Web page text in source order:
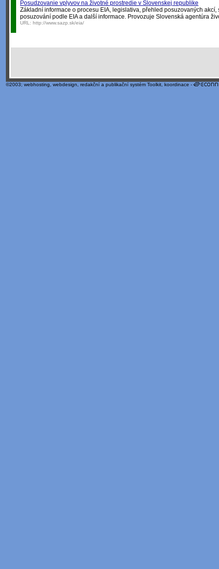
Posudzovanie vplyvov na životné prostredie v Slovenskej republike
Základní informace o procesu EIA, legislativa, přehled posuzovaných
posuzování podle EIA a další informace. Provozuje Slovenská agentúra
URL: http://www.sazp.sk/eia/
©2003; webhosting webdesign redakční a publikační systém Toolkit , koordinace -